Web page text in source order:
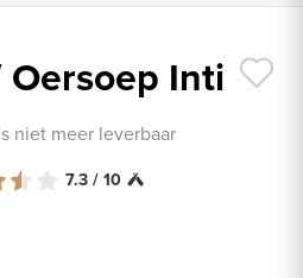
Inti
niet meer leverbaar
7.3 / 10